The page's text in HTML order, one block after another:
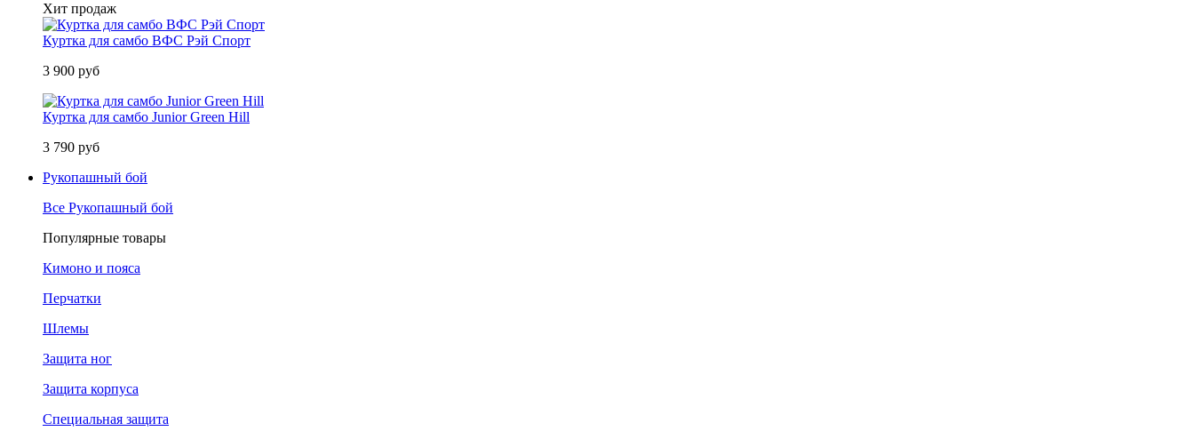
Хит продаж
Куртка для самбо ВФС Рэй Спорт
3 900 руб
Куртка для самбо Junior Green Hill
3 790 руб
Рукопашный бой
Все Рукопашный бой
Популярные товары
Кимоно и пояса
Перчатки
Шлемы
Защита ног
Защита корпуса
Специальная защита